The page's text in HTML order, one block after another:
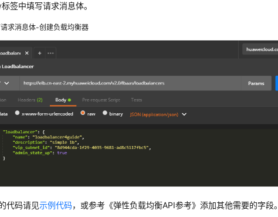
签中填写请求消息体。
求消息体-创建负载均衡器
代码请见示例代码，或参考《弹性负载均衡API参考》添加其他需要的字段。